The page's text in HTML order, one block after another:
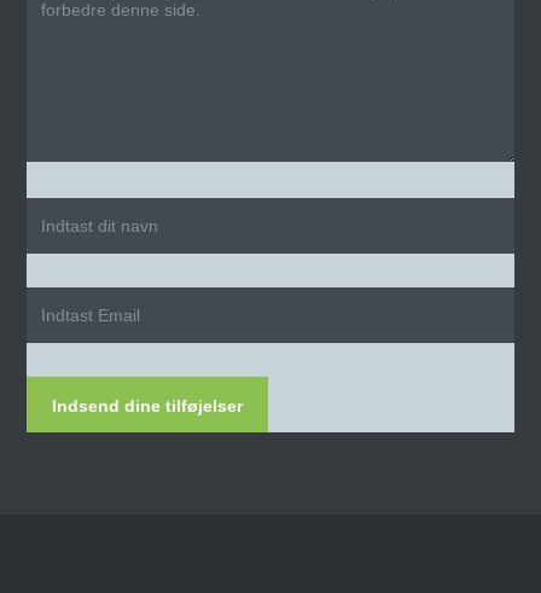
Indsend dine tilføjelser